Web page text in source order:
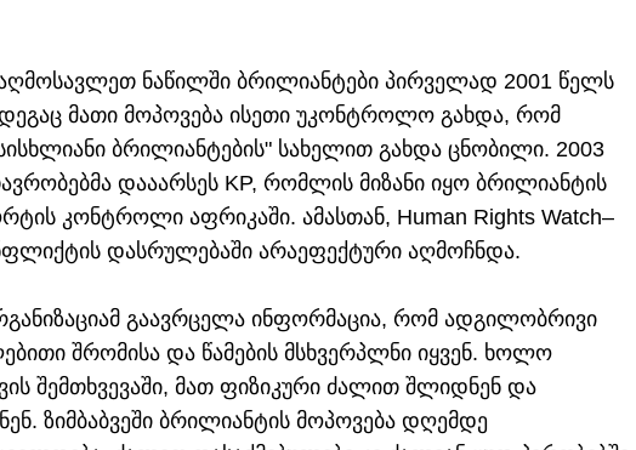
აღმოსავლეთ ნაწილში ბრილიანტები პირველად 2001 წელს
მათი მოპოვება ისეთი უკონტროლო გახდა, რომ
ბრილიანტების" სახელით გახდა ცნობილი. 2003
დააარსეს KP, რომლის მიზანი იყო ბრილიანტის
კონტროლი აფრიკაში. ამასთან, Human Rights Watch–
დასრულებაში არაეფექტური აღმოჩნდა.
გაავრცელა ინფორმაცია, რომ ადგილობრივი
შრომისა და წამების მსხვერპლნი იყვენ. ხოლო
შემთხვევაში, მათ ფიზიკური ძალით შლიდნენ და
ზიმბაბვეში ბრილიანტის მოპოვება დღემდე